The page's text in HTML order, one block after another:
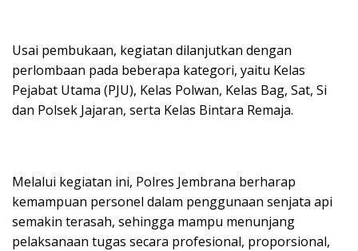
Usai pembukaan, kegiatan dilanjutkan dengan
perlombaan pada beberapa kategori, yaitu Kelas
Pejabat Utama (PJU), Kelas Polwan, Kelas Bag, Sat, Si
dan Polsek Jajaran, serta Kelas Bintara Remaja.
Melalui kegiatan ini, Polres Jembrana berharap
kemampuan personel dalam penggunaan senjata api
semakin terasah, sehingga mampu menunjang
pelaksanaan tugas secara profesional, proporsional,